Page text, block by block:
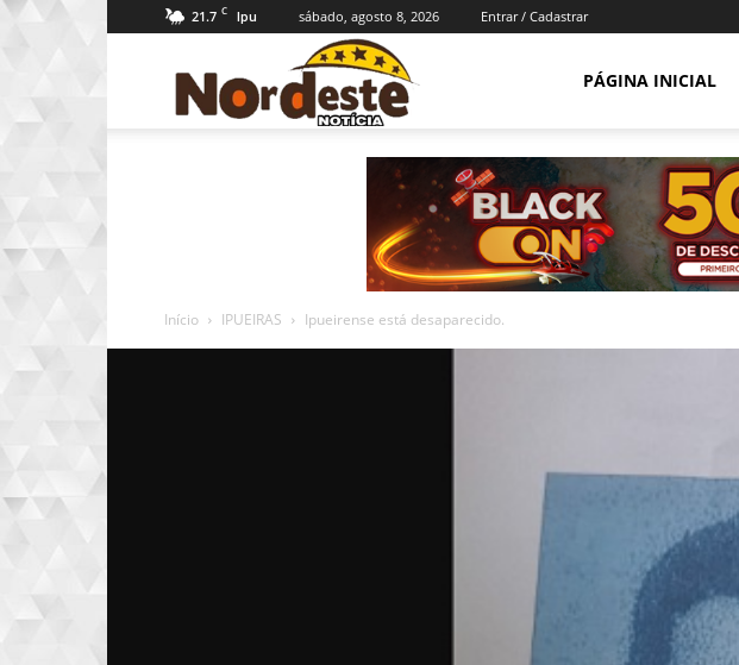
21.7 C Ipu sábado, agosto 8, 2026 Entrar / Cadastrar
Notícia
PÁGINA INICIAL
Início IPUEIRAS Ipueirense está desaparecido.